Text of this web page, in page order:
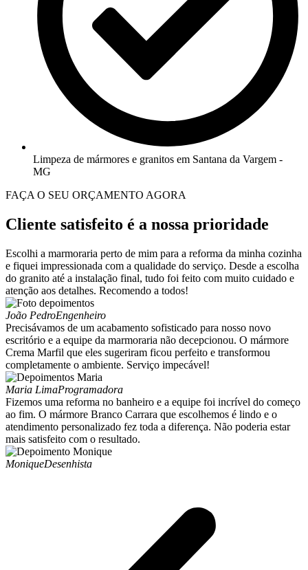
Limpeza de mármores e granitos em Santana da Vargem -
MG
FAÇA O SEU ORÇAMENTO AGORA
Cliente satisfeito é a nossa prioridade
Escolhi a marmoraria perto de mim para a reforma da minha cozinha
e fiquei impressionada com a qualidade do serviço. Desde a escolha
do granito até a instalação final, tudo foi feito com muito cuidado e
atenção aos detalhes. Recomendo a todos!
João PedroEngenheiro
Precisávamos de um acabamento sofisticado para nosso novo
escritório e a equipe da marmoraria não decepcionou. O mármore
Crema Marfil que eles sugeriram ficou perfeito e transformou
completamente o ambiente. Serviço impecável!
Maria LimaProgramadora
Fizemos uma reforma no banheiro e a equipe foi incrível do começo
ao fim. O mármore Branco Carrara que escolhemos é lindo e o
atendimento personalizado fez toda a diferença. Não poderia estar
mais satisfeito com o resultado.
MoniqueDesenhista